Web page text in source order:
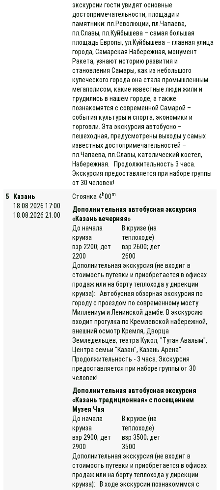
экскурсии гости увидят основные
достопримечательности, площади и
памятники: пл.Революции, пл.Чапаева,
пл.Славы, пл.Куйбышева – самая большая
площадь Европы, ул.Куйбышева – главная улица
города, Самарская Набережная, монумент
Ракета, узнают историю развития и
становления Самары, как из небольшого
купеческого города она стала промышленным
мегаполисом, какие известные люди жили и
трудились в нашем городе, а также
познакомятся с современной Самарой –
события культуры и спорта, экономики и
торговли. Эта экскурсия автобусно –
пешеходная, предусмотрены выходы у самых
известных достопримечательностей –
пл.Чапаева, пл.Славы, католический костел,
Набережная. Продолжительность 3 часа.
Экскурсия предоставляется при наборе группы
от 30 человек!
5
Казань
18.08.2026 17:00
18.08.2026 21:00
Стоянка 4h00m
Дополнительная автобусная экскурсия
«Казань вечерняя»
До начала
круиза
взр 2200; дет
2200
В круизе (на
теплоходе)
взр 2600; дет
2600
Дополнительная экскурсия (не входит в
стоимость путевки и приобретается в офисах
продаж или на борту теплохода у дирекции
круиза): Автобусная обзорная экскурсия по
городу с проездом по современному мосту
Миллениум и Ленинской дамбе. В экскурсию
входит прогулка по Кремлевской набережной,
внешний осмотр Кремля, Дворца
Земледельцев, театра Кукол, "Туган Авалым",
Центра семьи "Казан", Казань Арена".
Продолжительность - 3 часа. Экскурсия
предоставляется при наборе группы от 30
человек!
Дополнительная автобусная экскурсия
«Казань традиционная» с посещением
Музея Чая
До начала
круиза
взр 2900; дет
2900
В круизе (на
теплоходе)
взр 3500; дет
3500
Дополнительная экскурсия (не входит в
стоимость путевки и приобретается в офисах
продаж или на борту теплохода у дирекции
круиза): В ходе экскурсии познакомимся с